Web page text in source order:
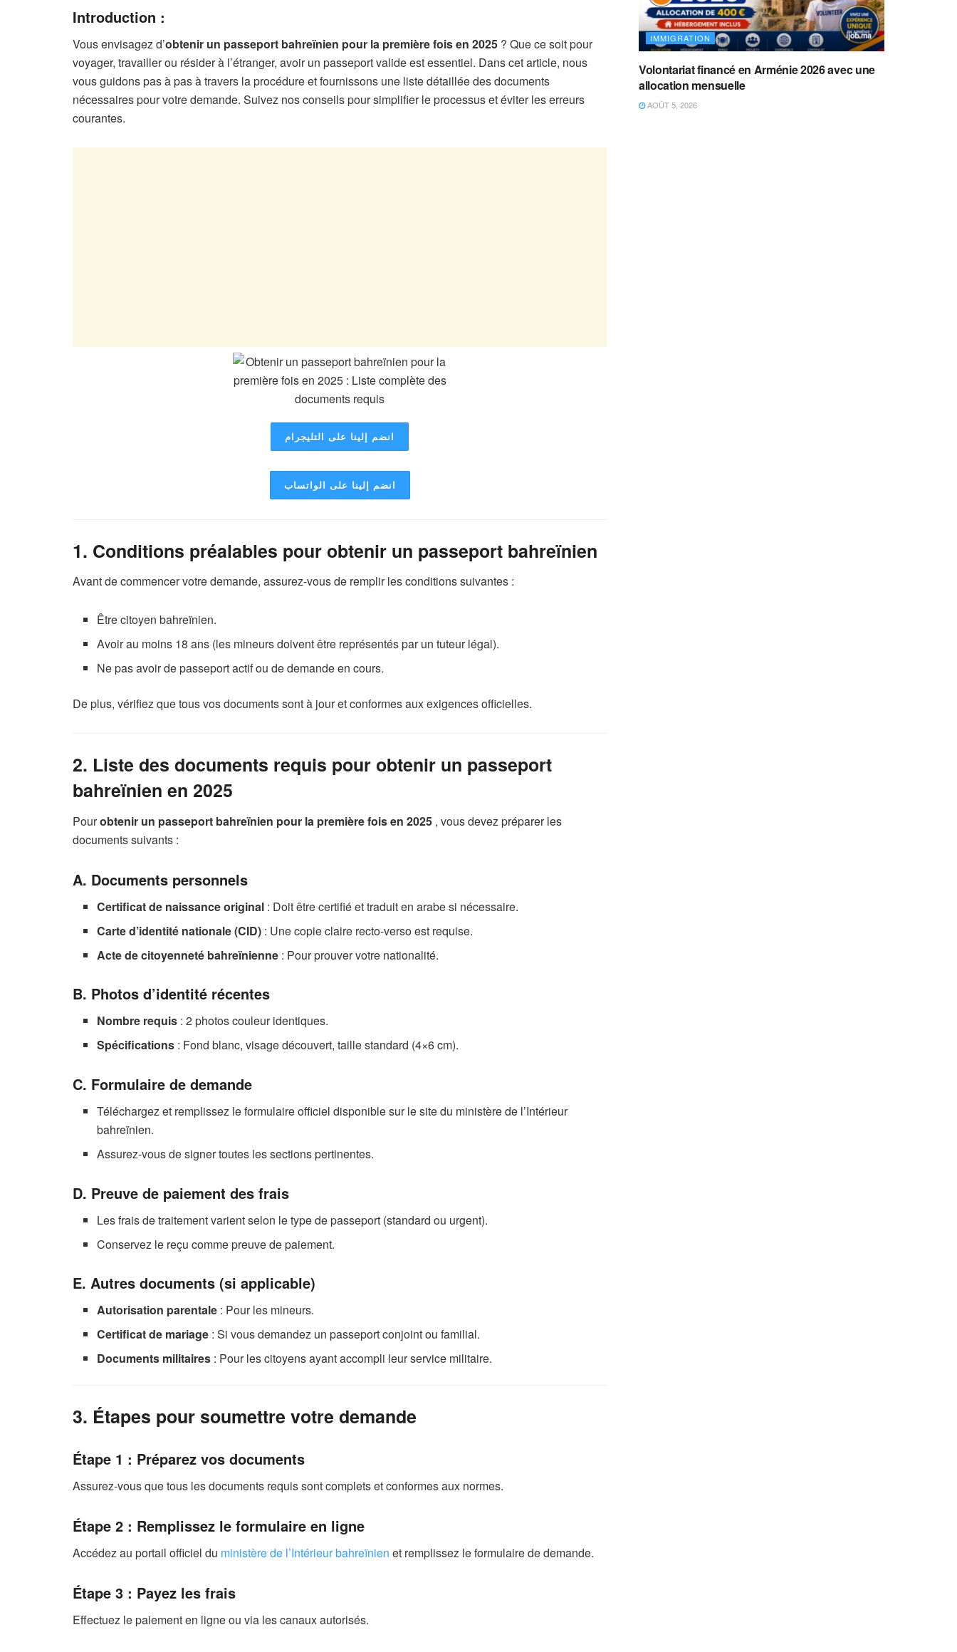
Introduction :
Vous envisagez d’obtenir un passeport bahreïnien pour la première fois en 2025 ? Que ce soit pour
voyager, travailler ou résider à l’étranger, avoir un passeport valide est essentiel. Dans cet article, nous
vous guidons pas à pas à travers la procédure et fournissons une liste détaillée des documents
nécessaires pour votre demande. Suivez nos conseils pour simplifier le processus et éviter les erreurs
courantes.
انضم إلينا على التليجرام
انضم إلينا على الواتساب
1. Conditions préalables pour obtenir un passeport bahreïnien
Avant de commencer votre demande, assurez-vous de remplir les conditions suivantes :
Être citoyen bahreïnien.
Avoir au moins 18 ans (les mineurs doivent être représentés par un tuteur légal).
Ne pas avoir de passeport actif ou de demande en cours.
De plus, vérifiez que tous vos documents sont à jour et conformes aux exigences officielles.
2. Liste des documents requis pour obtenir un passeport
bahreïnien en 2025
Pourobtenir un passeport bahreïnien pour la première fois en 2025 , vous devez préparer les
documents suivants :
A. Documents personnels
Certificat de naissance original : Doit être certifié et traduit en arabe si nécessaire.
Carte d’identité nationale (CID) : Une copie claire recto-verso est requise.
Acte de citoyenneté bahreïnienne : Pour prouver votre nationalité.
B. Photos d’identité récentes
Nombre requis : 2 photos couleur identiques.
Spécifications : Fond blanc, visage découvert, taille standard (4×6 cm).
C. Formulaire de demande
Téléchargez et remplissez le formulaire officiel disponible sur le site du ministère de l’Intérieur
bahreïnien.
Assurez-vous de signer toutes les sections pertinentes.
D. Preuve de paiement des frais
Les frais de traitement varient selon le type de passeport (standard ou urgent).
Conservez le reçu comme preuve de paiement.
E. Autres documents (si applicable)
Autorisation parentale : Pour les mineurs.
Certificat de mariage : Si vous demandez un passeport conjoint ou familial.
Documents militaires : Pour les citoyens ayant accompli leur service militaire.
3. Étapes pour soumettre votre demande
Étape 1 : Préparez vos documents
Assurez-vous que tous les documents requis sont complets et conformes aux normes.
Étape 2 : Remplissez le formulaire en ligne
Accédez au portail officiel du ministère de l’Intérieur bahreïnien et remplissez le formulaire de demande.
Étape 3 : Payez les frais
Effectuez le paiement en ligne ou via les canaux autorisés.
IMMIGRATION
Volontariat financé en Arménie 2026 avec une
allocation mensuelle
AOÛT 5, 2026